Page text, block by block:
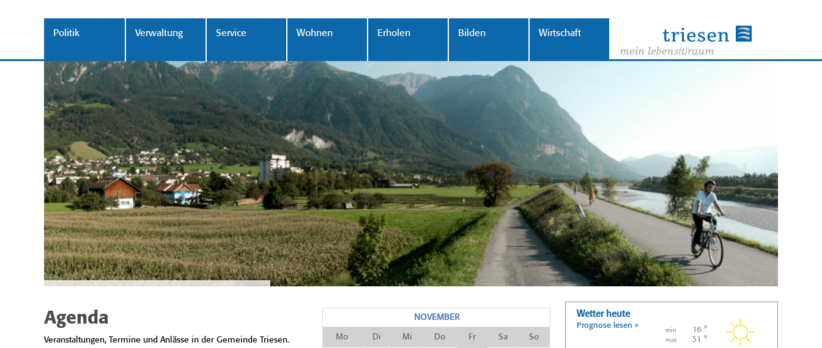
Politik Verwaltung Service Wohnen Erholen Bilden Wirtschaft
Agenda
Veranstaltungen, Termine und Anlässe in der Gemeinde Triesen.
NOVEMBER
Mo Di Mi Do Fr Sa So
Wetter heute
Prognose lesen »
min 16 °
max 31 °